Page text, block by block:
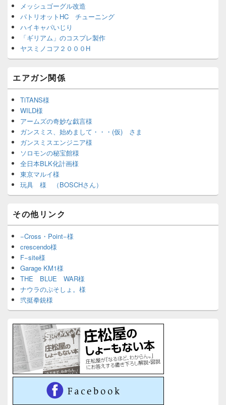
メッシュゴーグル改造
パトリオットHC チューニング
ハイキャパいじり
「ギリアム」のコスプレ製作
ヤスミノコフ２０００H
エアガン関係
TiTANS様
WILD様
アームズの奇妙な戯言様
ガンスミス、始めまして・・・(仮) さま
ガンスミスエンジニア様
ソロモンの秘宝館様
全日本BLK化計画様
東京マルイ様
玩具 様 （BOSCHさん）
その他リンク
−Cross・Point−様
crescendo様
F−site様
Garage KM1様
THE BLUE WAR様
ナウラのぷそしょ。様
弐挺拳銃様